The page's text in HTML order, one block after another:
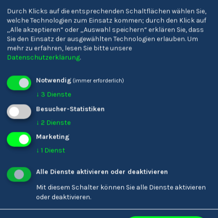
Meran
Durch Klicks auf die entsprechenden Schaltflächen wählen Sie,
welche Technologien zum Einsatz kommen; durch den Klick auf
„Alle akzeptieren“ oder „Auswahl speichern“ erklären Sie, dass
Sie den Einsatz der ausgewählten Technologien erlauben.Um
mehr zu erfahren, lesen Sie bitte unsere
Datenschutzerklärung.
Notwendig (immer erforderlich)
↓ 3 Dienste
Besucher-Statistiken
↓ 2 Dienste
Marketing
↓ 1 Dienst
Alle Dienste aktivieren oder deaktivieren
Mit diesem Schalter können Sie alle Dienste aktivieren
oder deaktivieren.